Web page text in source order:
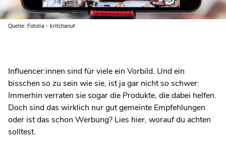
Quelle: Fotolia - kritchanut
Influencer:innen sind für viele ein Vorbild. Und ein
bisschen so zu sein wie sie, ist ja gar nicht so schwer:
Immerhin verraten sie sogar die Produkte, die dabei helfen.
Doch sind das wirklich nur gut gemeinte Empfehlungen
oder ist das schon Werbung? Lies hier, worauf du achten
solltest.